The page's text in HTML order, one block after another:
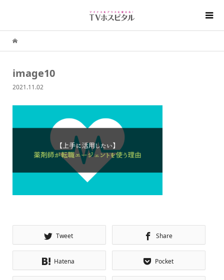
image10
2021.11.02
Tweet Share
Hatena Pocket